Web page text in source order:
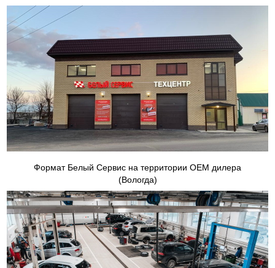
Формат Белый Сервис на территории ОЕМ дилера
(Вологда)